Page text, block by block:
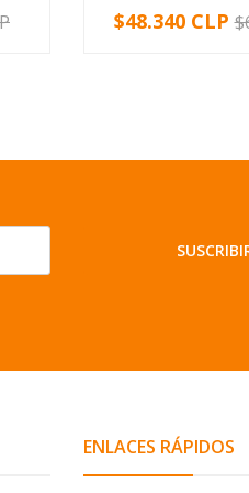
+
-$48.340 CLP
ENLACES RÁPIDOS